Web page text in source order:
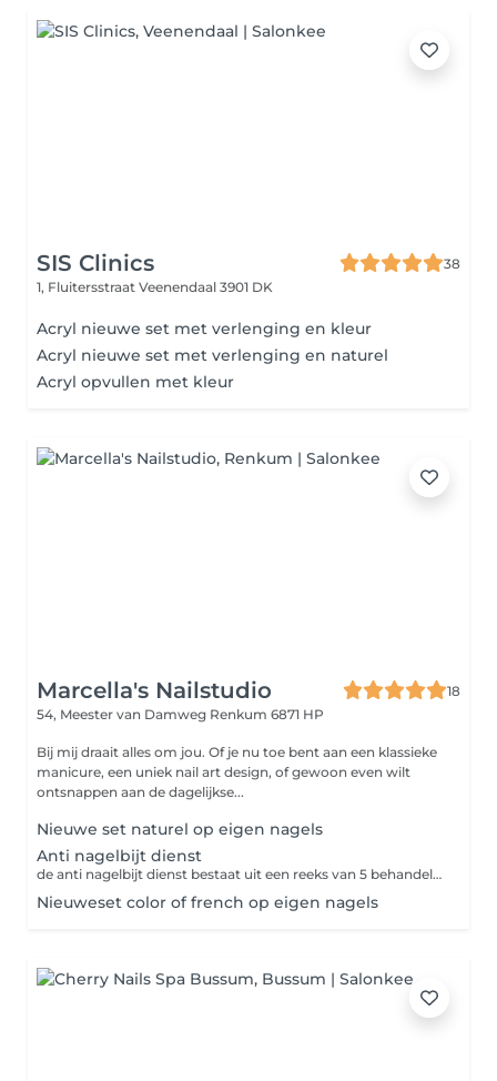
SIS Clinics
38
1, Fluitersstraat Veenendaal 3901 DK
Acryl nieuwe set met verlenging en kleur
Acryl nieuwe set met verlenging en naturel
Acryl opvullen met kleur
Marcella's Nailstudio
18
54, Meester van Damweg Renkum 6871 HP
Bij mij draait alles om jou. Of je nu toe bent aan een klassieke
manicure, een uniek nail art design, of gewoon even wilt
ontsnappen aan de dagelijkse...
Nieuwe set naturel op eigen nagels
Anti nagelbijt dienst
de anti nagelbijt dienst bestaat uit een reeks van 5 behandelingen om lengte te creëren, daarna kunt u kiezen om een nieuwe set te plaatsen of een bijwerking van de huidige behandelingen voort te zetten als u het pakket ineens vooraf betaald krijgt u een korting twv. van 1 behandeling a € 52,00 u betaald dan voor 5 behandelingen €208,00 incl. een verzorgingspakket
Nieuweset color of french op eigen nagels